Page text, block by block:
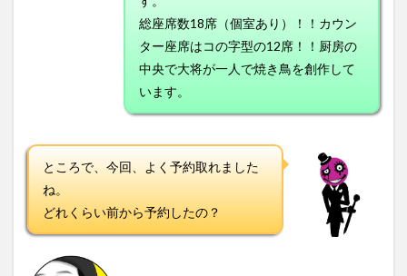
総座席数18席（個室あり）！！カウン
ター座席はコの字型の12席！！厨房の
中央で大将が一人で焼き鳥を創作して
います。
ところで、今回、よく予約取れました
ね。
どれくらい前から予約したの？